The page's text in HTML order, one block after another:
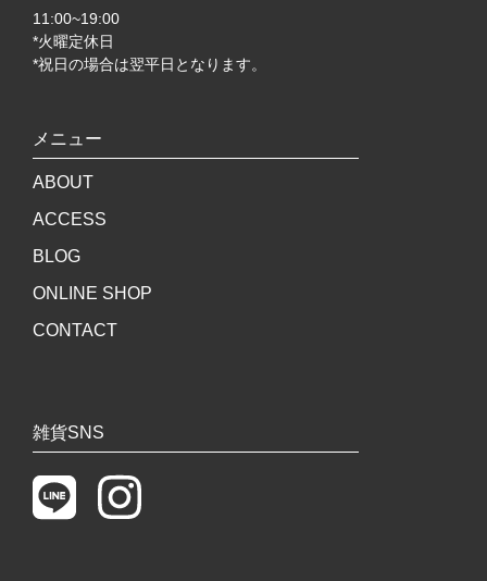
11:00~19:00
*火曜定休日
*祝日の場合は翌平日となります。
メニュー
ABOUT
ACCESS
BLOG
ONLINE SHOP
CONTACT
雑貨SNS